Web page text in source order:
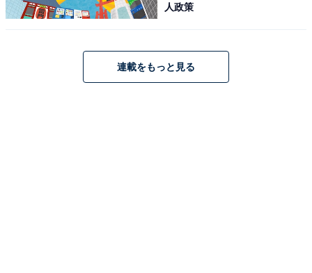
人政策
連載をもっと見る